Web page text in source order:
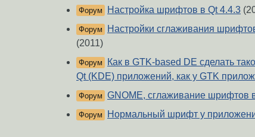
Форум Настройка шрифтов в Qt 4.4.3
Форум
Настройки сглаживания
(2011)
Форум
Как в GTK-based DE сделать
Qt (KDE) приложений, как у GTK
Форум GNOME, сглаживание шрифтов
Форум Нормальный шрифт у